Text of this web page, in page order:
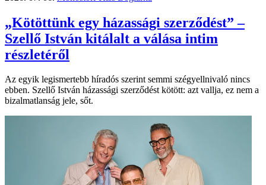
„Kötöttünk egy házassági szerződést” –
Szellő István kitálalt a válása intim
részletéről
Az egyik legismertebb híradós szerint semmi szégyellnivaló nincs
ebben. Szellő István házassági szerződést kötött: azt vallja, ez nem a
bizalmatlanság jele, sőt.